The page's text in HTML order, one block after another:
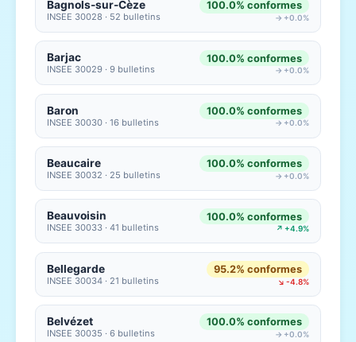
Bagnols-sur-Cèze
INSEE 30028 · 52 bulletins
100.0% conformes
→ +0.0%
Barjac
INSEE 30029 · 9 bulletins
100.0% conformes
→ +0.0%
Baron
INSEE 30030 · 16 bulletins
100.0% conformes
→ +0.0%
Beaucaire
INSEE 30032 · 25 bulletins
100.0% conformes
→ +0.0%
Beauvoisin
INSEE 30033 · 41 bulletins
100.0% conformes
↗ +4.9%
Bellegarde
INSEE 30034 · 21 bulletins
95.2% conformes
↘ -4.8%
Belvézet
INSEE 30035 · 6 bulletins
100.0% conformes
→ +0.0%